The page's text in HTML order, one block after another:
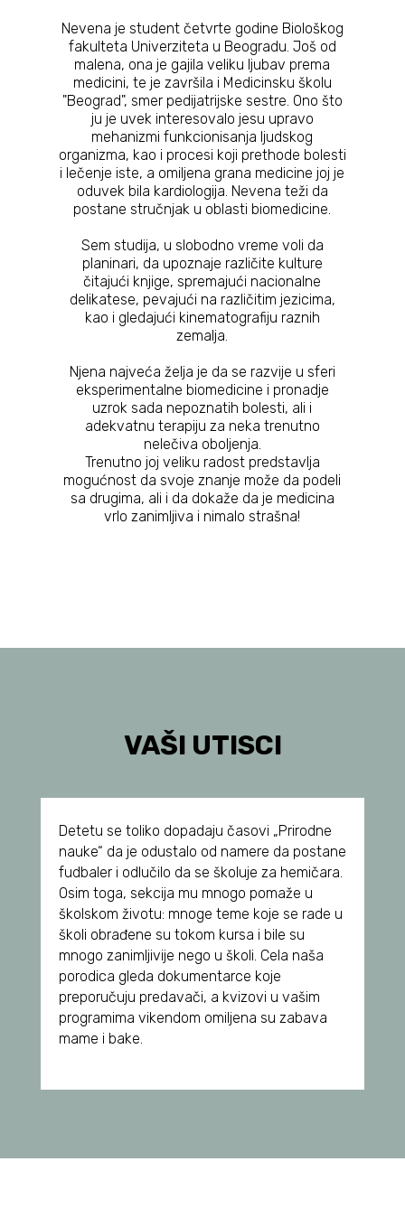
Nevena je student četvrte godine Biološkog
fakulteta Univerziteta u Beogradu. Još od
malena, ona je gajila veliku ljubav prema
medicini, te je završila i Medicinsku školu
"Beograd", smer pedijatrijske sestre. Ono što
ju je uvek interesovalo jesu upravo
mehanizmi funkcionisanja ljudskog
organizma, kao i procesi koji prethode bolesti
i lečenje iste, a omiljena grana medicine joj je
oduvek bila kardiologija. Nevena teži da
postane stručnjak u oblasti biomedicine.
Sem studija, u slobodno vreme voli da
planinari, da upoznaje različite kulture
čitajući knjige, spremajući nacionalne
delikatese, pevajući na različitim jezicima,
kao i gledajući kinematografiju raznih
zemalja.
Njena najveća želja je da se razvije u sferi
eksperimentalne biomedicine i pronadje
uzrok sada nepoznatih bolesti, ali i
adekvatnu terapiju za neka trenutno
nelečiva oboljenja.
Trenutno joj veliku radost predstavlja
mogućnost da svoje znanje može da podeli
sa drugima, ali i da dokaže da je medicina
vrlo zanimljiva i nimalo strašna!
VAŠI UTISCI
Detetu se toliko dopadaju časovi „Prirodne
nauke“ da je odustalo od namere da postane
fudbaler i odlučilo da se školuje za hemičara.
Osim toga, sekcija mu mnogo pomaže u
školskom životu: mnoge teme koje se rade u
školi obrađene su tokom kursa i bile su
mnogo zanimljivije nego u školi. Cela naša
porodica gleda dokumentarce koje
preporučuju predavači, a kvizovi u vašim
programima vikendom omiljena su zabava
mame i bake.